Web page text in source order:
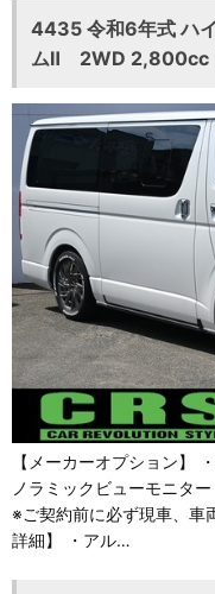
4435 令和6年式 ハ
ムⅡ 2WD 2,800cc
【メーカーオプション】
ノラミックビューモニタ
※ご契約前に必ず現車、
詳細】 ・アル…